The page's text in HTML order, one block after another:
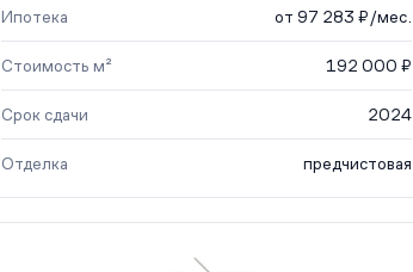
Ипотека от 97 283 ₽/мес.
Стоимость м² 192 000 ₽
Срок сдачи 2024
Отделка предчистовая